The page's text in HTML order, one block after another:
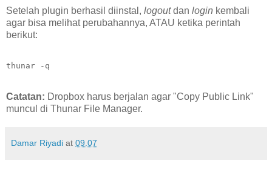
Setelah plugin berhasil diinstal, logoutdan login kembali
agar bisa melihat perubahannya, ATAU ketika perintah
berikut:
thunar -q
Catatan: Dropbox harus berjalan agar "Copy Public Link"
muncul di Thunar File Manager.
Damar Riyadi at 09.07